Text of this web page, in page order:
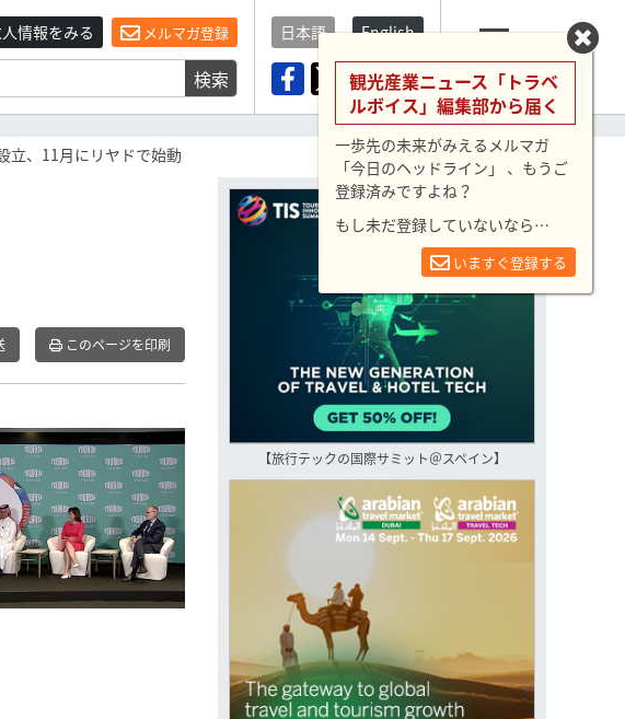
情報をみる メルマガ登録
検索
日本語 English
メニュー
立、11月にリヤドで始動
このページを印刷
【旅行テックの国際サミット＠スペイン】
観光産業ニュース「トラベ
ルボイス」編集部から届く
一歩先の未来がみえるメルマガ
「今日のヘッドライン」 、もうご
登録済みですよね？
もし未だ登録していないなら…
いますぐ登録する